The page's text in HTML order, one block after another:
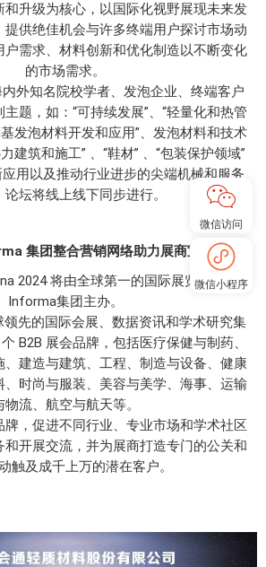
升级为核心，以国际化视野展现未来发
供绝佳机会与许多终端用户探讨市场动
需求、材料创新和优化制造以不断变化
的市场需求。
外知名院校学者、发泡企业、终端客户
题，如：“可持续发展”、“轻量化和热管
发泡材料开发和应用”、发泡材料和技术
建筑和施工” 、“鞋材” 、“包装保护领域”
应用以及推动行业进步的尖端机械和服务
论坛将线上线下同步进行。
集团整合营销网络助力展商宣传
2024 将由全球第一的国际展览公司
Informa集团主办。
先的国际会展、数据资讯和学术研究集
B2B 展会品牌，包括医疗保健与制药、
建造与建筑、工程、制造与设备、健康
时尚与服装、美容与美学、海事、运输
物流、航空与航天等。
，促进不同行业、专业市场和学术社区
开展交流，并为展商打造专门的公关和
触及成千上万的潜在客户。
微信访问
微信小程序